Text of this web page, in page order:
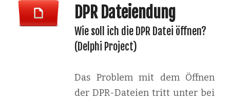
DPR Dateiendung
Wie soll ich die DPR Datei öffnen?
(Delphi Project)
Das Problem mit dem Öffnen
der DPR-Dateien tritt unter bei